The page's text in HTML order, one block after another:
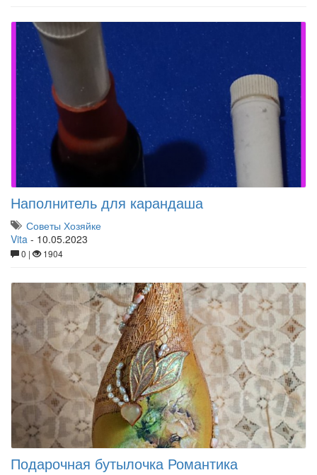
Наполнитель для карандаша
Советы Хозяйке
Vita - 10.05.2023
0 | 1904
Подарочная бутылочка Романтика